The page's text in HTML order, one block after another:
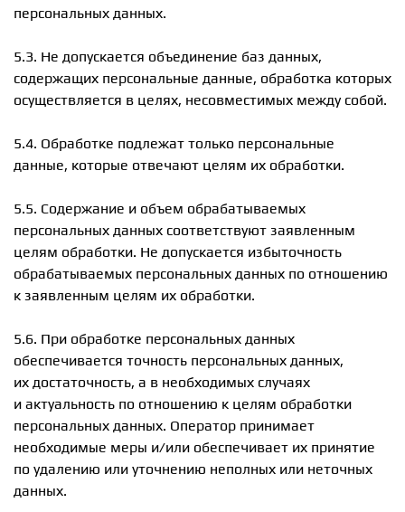
персональных данных.
5.3. Не допускается объединение баз данных,
содержащих персональные данные, обработка которых
осуществляется в целях, несовместимых между собой.
5.4. Обработке подлежат только персональные
данные, которые отвечают целям их обработки.
5.5. Содержание и объем обрабатываемых
персональных данных соответствуют заявленным
целям обработки. Не допускается избыточность
обрабатываемых персональных данных по отношению
к заявленным целям их обработки.
5.6. При обработке персональных данных
обеспечивается точность персональных данных,
их достаточность, а в необходимых случаях
и актуальность по отношению к целям обработки
персональных данных. Оператор принимает
необходимые меры и/или обеспечивает их принятие
по удалению или уточнению неполных или неточных
данных.